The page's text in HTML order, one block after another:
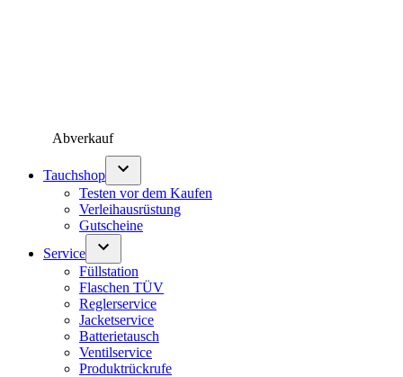
Abverkauf
Tauchshop
Testen vor dem Kaufen
Verleihausrüstung
Gutscheine
Service
Füllstation
Flaschen TÜV
Reglerservice
Jacketservice
Batterietausch
Ventilservice
Produktrückrufe